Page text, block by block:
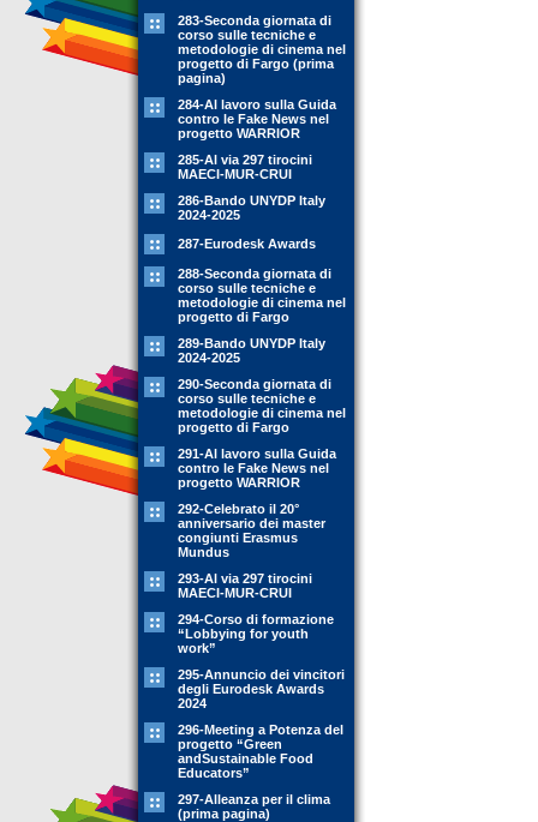
283-Seconda giornata di
corso sulle tecniche e
metodologie di cinema nel
progetto di Fargo (prima
pagina)
284-Al lavoro sulla Guida
contro le Fake News nel
progetto WARRIOR
285-Al via 297 tirocini
MAECI-MUR-CRUI
286-Bando UNYDP Italy
2024-2025
287-Eurodesk Awards
288-Seconda giornata di
corso sulle tecniche e
metodologie di cinema nel
progetto di Fargo
289-Bando UNYDP Italy
2024-2025
290-Seconda giornata di
corso sulle tecniche e
metodologie di cinema nel
progetto di Fargo
291-Al lavoro sulla Guida
contro le Fake News nel
progetto WARRIOR
292-Celebrato il 20°
anniversario dei master
congiunti Erasmus
Mundus
293-Al via 297 tirocini
MAECI-MUR-CRUI
294-Corso di formazione
“Lobbying for youth
work”
295-Annuncio dei vincitori
degli Eurodesk Awards
2024
296-Meeting a Potenza del
progetto “Green
andSustainable Food
Educators”
297-Alleanza per il clima
(prima pagina)